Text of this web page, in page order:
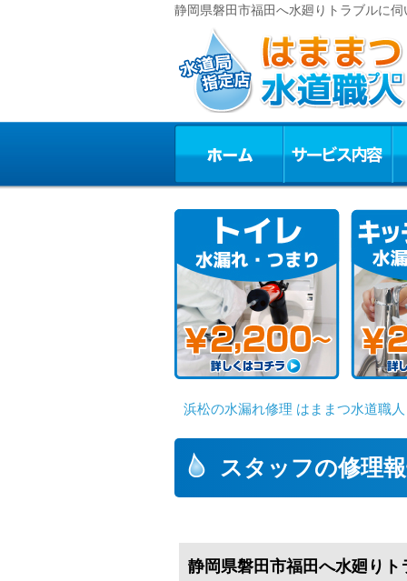
静岡県磐田市福田へ水廻りトラブルに
浜松の水漏れ修理 はままつ水道職人
スタッフの修理
静岡県磐田市福田へ水廻り